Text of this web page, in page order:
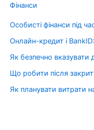
Фінанси
Особисті фінанси під
Онлайн-кредит і
Як безпечно вказувати
Що робити після
Як планувати витрати